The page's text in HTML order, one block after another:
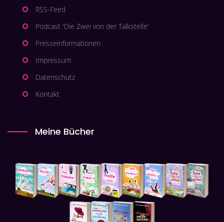
RSS-Feed
Podcast 'Die Zwei von der Talkstelle'
Presseinformationen
Impressum
Datenschutz
Kontakt
Meine Bücher